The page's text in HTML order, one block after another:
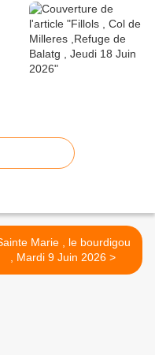
Marie , le bourdigou
, Mardi 9 Juin 2026 >